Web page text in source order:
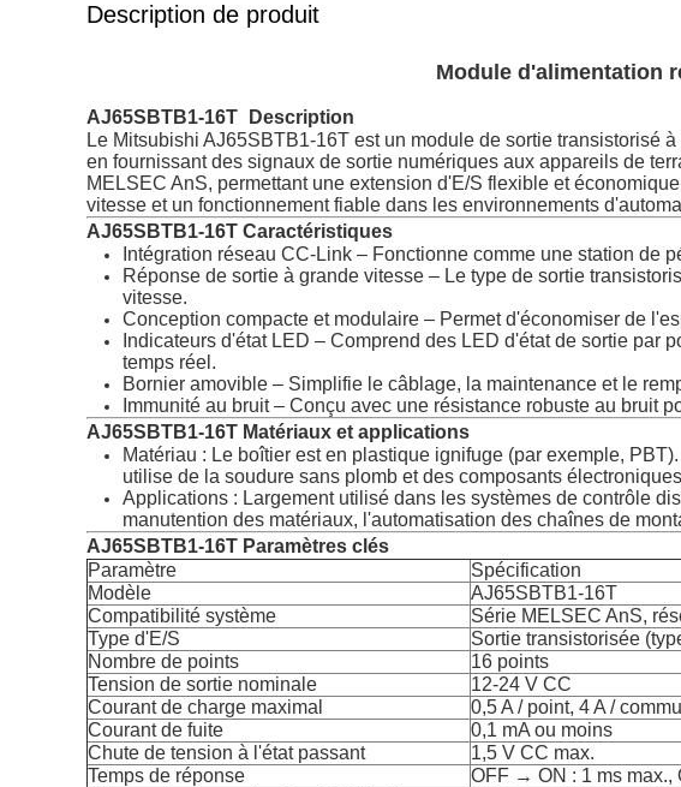
Description de produit
Module d'alimentation
AJ65SBTB1-16T
Description​
Le Mitsubishi AJ65SBTB1-16T est un module de sortie transistorisé
en fournissant des signaux de sortie numériques aux appareils de
MELSEC AnS, permettant une extension d'E/S flexible et
vitesse et un fonctionnement fiable dans les environnements
AJ65SBTB1-16T Caractéristiques​
Intégration réseau CC-Link​ – Fonctionne comme une station de
Réponse de sortie à grande vitesse​ – Le type de sortie
vitesse.
Conception compacte et modulaire​ – Permet d'économiser de
Indicateurs d'état LED​ – Comprend des LED d'état de sortie
temps réel.
Bornier amovible​ – Simplifie le câblage, la maintenance et le
Immunité au bruit​ – Conçu avec une résistance robuste au bruit
AJ65SBTB1-16T Matériaux et applications​
Matériau : Le boîtier est en plastique ignifuge (par exemple,
utilise de la soudure sans plomb et des composants
Applications : Largement utilisé dans les systèmes de contrôle
manutention des matériaux, l'automatisation des chaînes de
AJ65SBTB1-16T Paramètres clés​
Paramètre
Spécification
Modèle
AJ65SBTB1-16T
Compatibilité système
Série MELSEC AnS,
Type d'E/S
Sortie transistorisée
Nombre de points
16 points
Tension de sortie nominale
12‑24 V CC
Courant de charge maximal
0,5 A / point, 4 A /
Courant de fuite
0,1 mA ou moins
Chute de tension à l'état passant
1,5 V CC max.
Temps de réponse
OFF → ON : 1 ms max.,